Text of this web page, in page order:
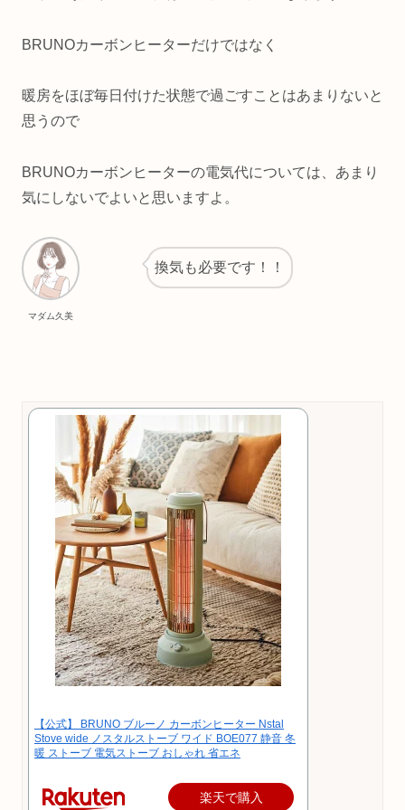
BRUNOカーボンヒーターだけではなく
暖房をほぼ毎日付けた状態で過ごすことはあまりないと
思うので
BRUNOカーボンヒーターの電気代については、あまり
気にしないでよいと思いますよ。
マダム久美
換気も必要です！！
【公式】 BRUNO ブルーノ カーボンヒーター Nstal
Stove wide ノスタルストーブ ワイド BOE077 静音 冬
暖 ストーブ 電気ストーブ おしゃれ 省エネ
楽天で購入